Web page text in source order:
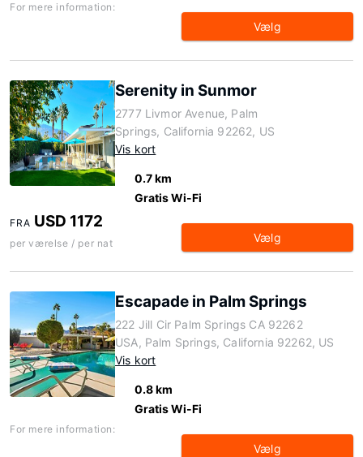
For mere information:
Vælg
Serenity in Sunmor
2777 Livmor Avenue, Palm
Springs, California 92262, US
Vis kort
0.7 km
Gratis Wi-Fi
FRA USD 1172
per værelse / per nat Vælg
Escapade in Palm Springs
222 Jill Cir Palm Springs CA 92262
USA, Palm Springs, California 92262, US
Vis kort
0.8 km
Gratis Wi-Fi
For mere information:
Vælg